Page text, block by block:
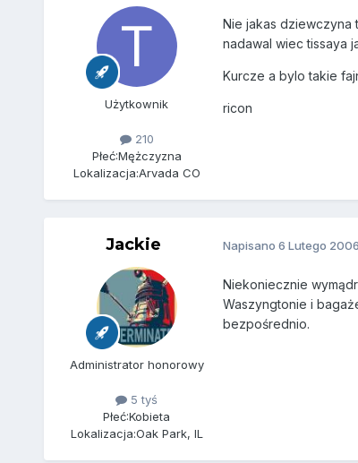
Użytkownik
210
Płeć:Mężczyzna
Lokalizacja:Arvada CO
Nie jakas dziewczyna
nadawal wiec tissaya
Kurcze a bylo takie
ricon
Jackie
Administrator honorowy
5 tyś
Płeć:Kobieta
Lokalizacja:Oak Park, IL
Napisano 6 Lutego 2006
Niekoniecznie
Waszyngtonie i
bezpośrednio.